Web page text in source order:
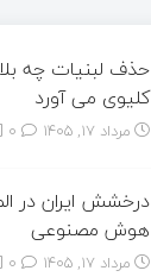
حذف لبنیات چه
کلیوی می آورد
مرداد ۱۷, ۱۴۰۵
درخشش ایران در
هوش مصنوعی
مرداد ۱۷, ۱۴۰۵